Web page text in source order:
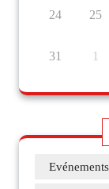
24 25
31 1
Evénements